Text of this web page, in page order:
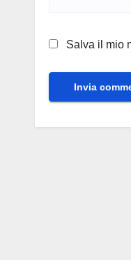
Salva il mio